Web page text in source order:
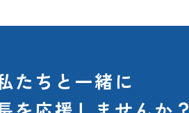
たちと一緒に